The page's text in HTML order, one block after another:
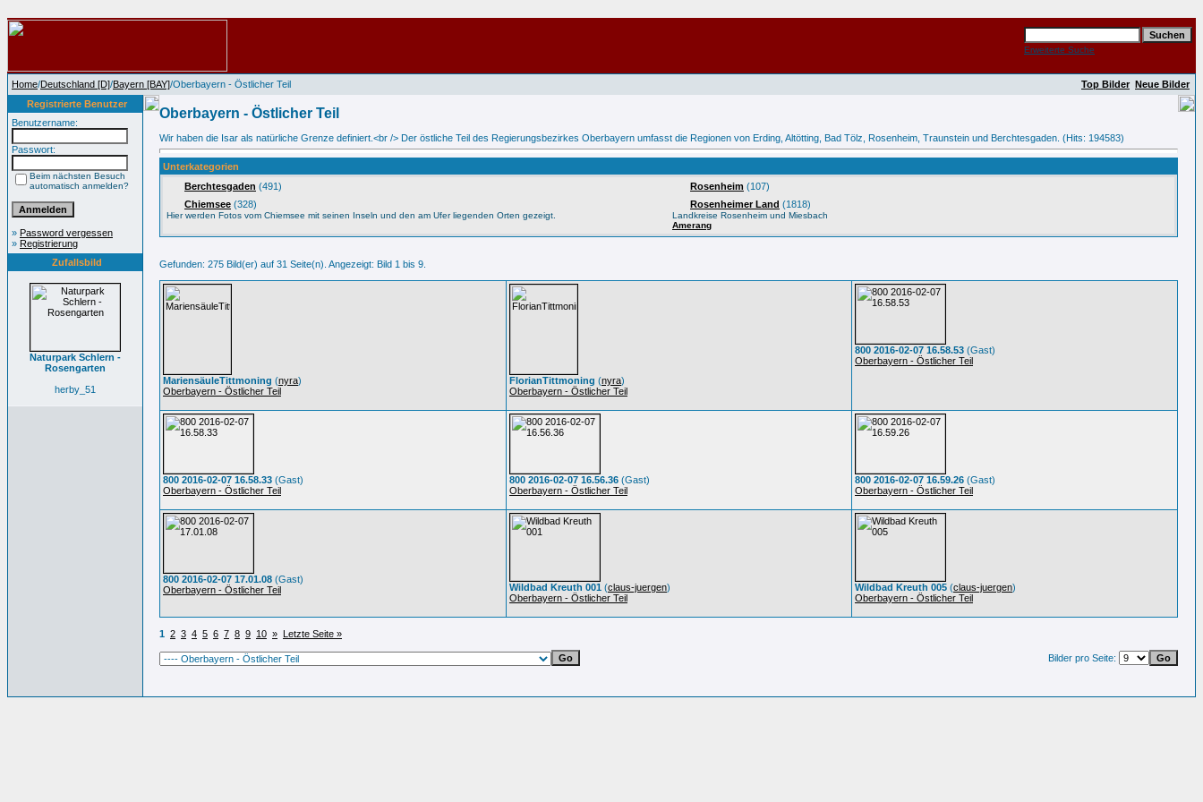
Erweiterte Suche
Home/Deutschland [D]/Bayern [BAY]/Oberbayern - Östlicher Teil Top Bilder Neue Bilder
Registrierte Benutzer
Benutzername:
Passwort:
Beim nächsten Besuch
automatisch anmelden?
» Password vergessen
» Registrierung
Zufallsbild
Naturpark Schlern -
Rosengarten
herby_51
Oberbayern - Östlicher Teil
Wir haben die Isar als natürliche Grenze definiert.<br /> Der östliche Teil des Regierungsbezirkes Oberbayern umfasst die Regionen von Erding, Altötting, Bad Tölz, Rosenheim, Traunstein und Berchtesgaden. (Hits: 194583)
Unterkategorien
Berchtesgaden (491)
Chiemsee (328)
Hier werden Fotos vom Chiemsee mit seinen Inseln und den am Ufer liegenden Orten gezeigt.
Rosenheim (107)
Rosenheimer Land (1818)
Landkreise Rosenheim und Miesbach
Amerang
Gefunden: 275 Bild(er) auf 31 Seite(n). Angezeigt: Bild 1 bis 9.
MariensäuleTittmoning (nyra)
Oberbayern - Östlicher Teil
FlorianTittmoning (nyra)
Oberbayern - Östlicher Teil
800 2016-02-07 16.58.53 (Gast)
Oberbayern - Östlicher Teil
800 2016-02-07 16.58.33 (Gast)
Oberbayern - Östlicher Teil
800 2016-02-07 16.56.36 (Gast)
Oberbayern - Östlicher Teil
800 2016-02-07 16.59.26 (Gast)
Oberbayern - Östlicher Teil
800 2016-02-07 17.01.08 (Gast)
Oberbayern - Östlicher Teil
Wildbad Kreuth 001 (claus-juergen)
Oberbayern - Östlicher Teil
Wildbad Kreuth 005 (claus-juergen)
Oberbayern - Östlicher Teil
1 2 3 4 5 6 7 8 9 10 » Letzte Seite »
Bilder pro Seite: